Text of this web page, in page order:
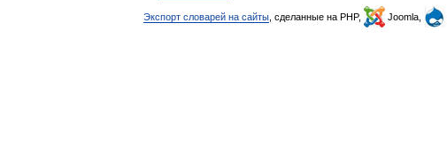
Экспорт словарей на сайты , сделанные на PHP, Joomla,